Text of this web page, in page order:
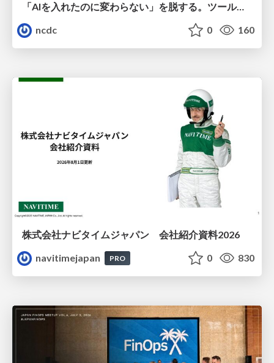
「AIを入れたのに変わらない」を脱する。ツール導入から文化定着まで、1年間の実践知を公開
ncdc
0 160
株式会社ナビタイムジャパン 会社紹介資料2026
navitimejapan
PRO 0 830